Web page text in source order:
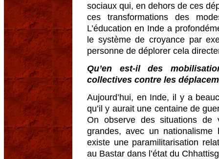
sociaux qui, en dehors de ces
ces transformations des
L’éducation en Inde a
le système de croyance par
personne de déplorer cela
Qu’en est-il des
collectives contre les
Aujourd’hui, en Inde, il y a
qu’il y aurait une centaine de
On observe des situations de
grandes, avec un
existe une paramilitarisation
au Bastar dans l’état du